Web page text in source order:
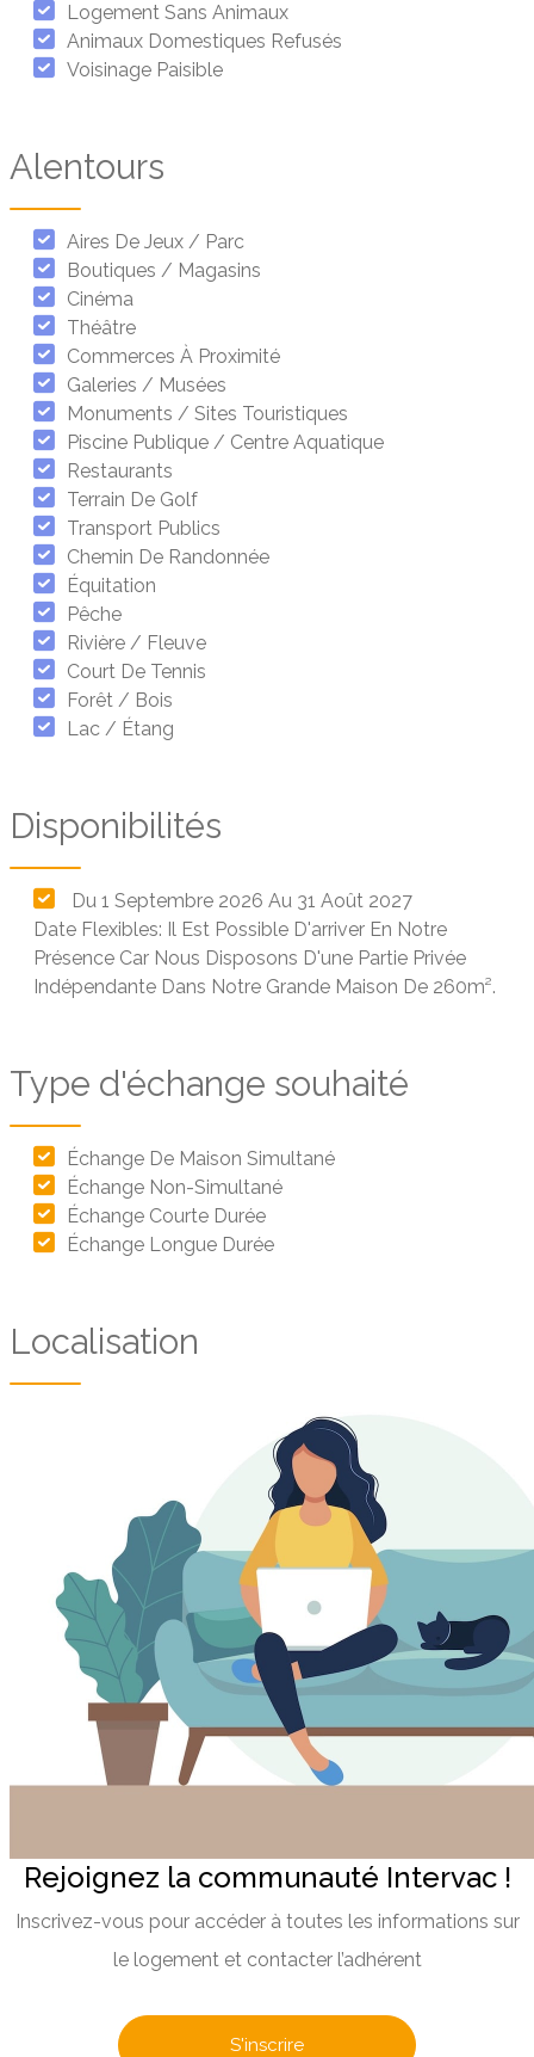
Logement Sans Animaux
Animaux Domestiques Refusés
Voisinage Paisible
Alentours
Aires De Jeux / Parc
Boutiques / Magasins
Cinéma
Théâtre
Commerces À Proximité
Galeries / Musées
Monuments / Sites Touristiques
Piscine Publique / Centre Aquatique
Restaurants
Terrain De Golf
Transport Publics
Chemin De Randonnée
Équitation
Pêche
Rivière / Fleuve
Court De Tennis
Forêt / Bois
Lac / Étang
Disponibilités
Du 1 Septembre 2026 Au 31 Août 2027
Date Flexibles: Il Est Possible D'arriver En Notre
Présence Car Nous Disposons D'une Partie Privée
Indépendante Dans Notre Grande Maison De 260m².
Type d'échange souhaité
Échange De Maison Simultané
Échange Non-Simultané
Échange Courte Durée
Échange Longue Durée
Localisation
Rejoignez la communauté Intervac !
Inscrivez-vous pour accéder à toutes les informations sur
le logement et contacter l’adhérent
S'inscrire